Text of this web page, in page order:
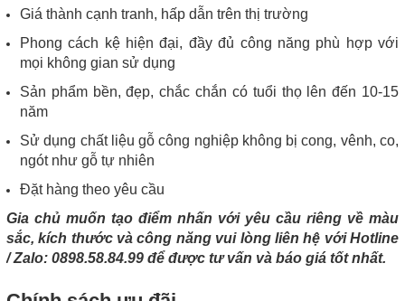
Giá thành cạnh tranh, hấp dẫn trên thị trường
Phong cách kệ hiện đại, đầy đủ công năng phù hợp với
mọi không gian sử dụng
Sản phẩm bền, đẹp, chắc chắn có tuổi thọ lên đến 10-15
năm
Sử dụng chất liệu gỗ công nghiệp không bị cong, vênh, co,
ngót như gỗ tự nhiên
Đặt hàng theo yêu cầu
Gia chủ muốn tạo điểm nhấn với yêu cầu riêng về màu
sắc, kích thước và công năng vui lòng liên hệ với Hotline
/ Zalo: 0898.58.84.99 để được tư vấn và báo giá tốt nhất.